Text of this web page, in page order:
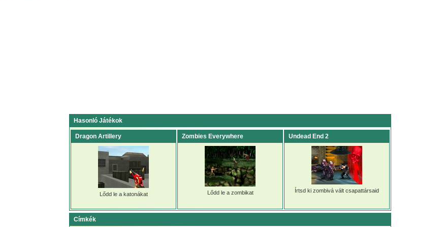
Hasonló Játékok
Dragon Artillery
Lődd le a katonákat
Zombies Everywhere
Lődd le a zombikat
Undead End 2
Írtsd ki zombivá vált csapattársaid
Címkék